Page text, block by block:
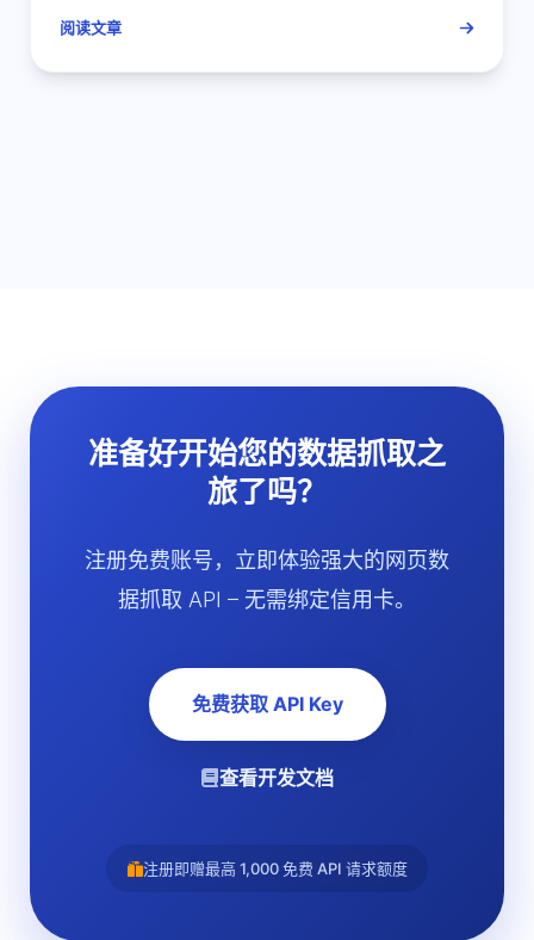
阅读文章
准备好开始您的数据抓取之
旅了吗？
注册免费账号，立即体验强大的网页数
据抓取 API – 无需绑定信用卡。
免费获取 API Key
查看开发文档
注册即赠最高 1,000 免费 API 请求额度